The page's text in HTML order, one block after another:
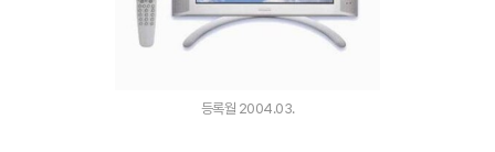
등록월 2004.03.